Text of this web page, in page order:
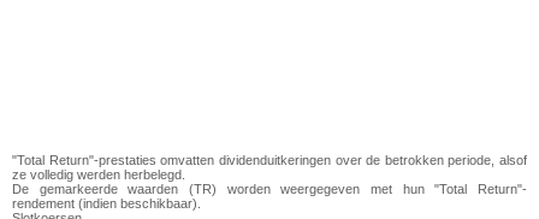
"Total Return"-prestaties omvatten dividenduitkeringen over de betrokken periode, alsof
ze volledig werden herbelegd.
De gemarkeerde waarden (TR) worden weergegeven met hun "Total Return"-
rendement (indien beschikbaar).